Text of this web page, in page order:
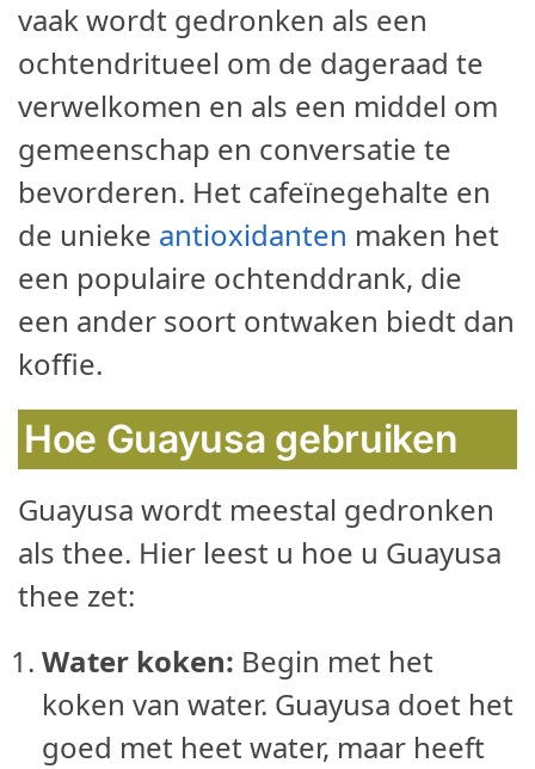
vaak wordt gedronken als een
ochtendritueel om de dageraad te
verwelkomen en als een middel om
gemeenschap en conversatie te
bevorderen. Het cafeïnegehalte en
de unieke antioxidanten maken het
een populaire ochtenddrank, die
een ander soort ontwaken biedt dan
koffie.
Hoe Guayusa gebruiken
Guayusa wordt meestal gedronken
als thee. Hier leest u hoe u Guayusa
thee zet:
Water koken: Begin met het
koken van water. Guayusa doet het
goed met heet water, maar heeft